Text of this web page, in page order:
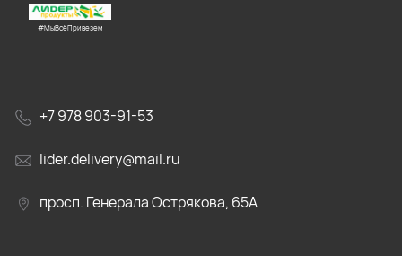
#МыВсёПривезем
+7 978 903-91-53
lider.delivery@mail.ru
просп. Генерала Острякова, 65А